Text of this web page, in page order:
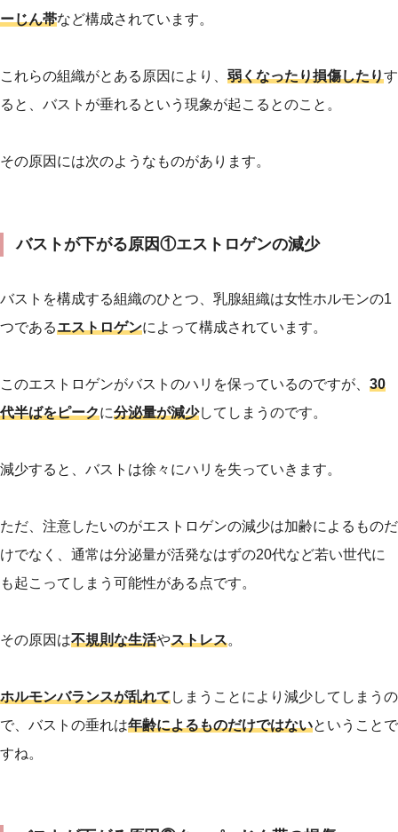
ーじん帯など構成されています。
これらの組織がとある原因により、 弱くなったり損傷したりす
ると、バストが垂れるという現象が起こるとのこと。
その原因には次のようなものがあります。
バストが下がる原因①エストロゲンの減少
バストを構成する組織のひとつ、乳腺組織は女性ホルモンの1
つであるエストロゲンによって構成されています。
このエストロゲンがバストのハリを保っているのですが、 30
代半ばをピークに分泌量が減少してしまうのです。
減少すると、バストは徐々にハリを失っていきます。
ただ、注意したいのがエストロゲンの減少は加齢によるものだ
けでなく、通常は分泌量が活発なはずの20代など若い世代に
も起こってしまう可能性がある点です。
その原因は不規則な生活やストレス。
ホルモンバランスが乱れてしまうことにより減少してしまうの
で、バストの垂れは年齢によるものだけではないということで
すね。